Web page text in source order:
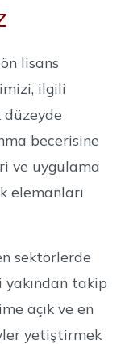
lisans
ilgili
becerisine
ve uygulama
elemanları
sektörlerde
takip
açık ve en
yetiştirmek